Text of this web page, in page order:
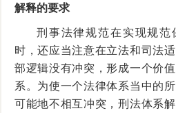
解释的要求
刑事法律规范在实现规范
时，还应当注意在立法和司法
部逻辑没有冲突，形成一个价
系。为使一个法律体系当中的
可能地不相互冲突，刑法体系